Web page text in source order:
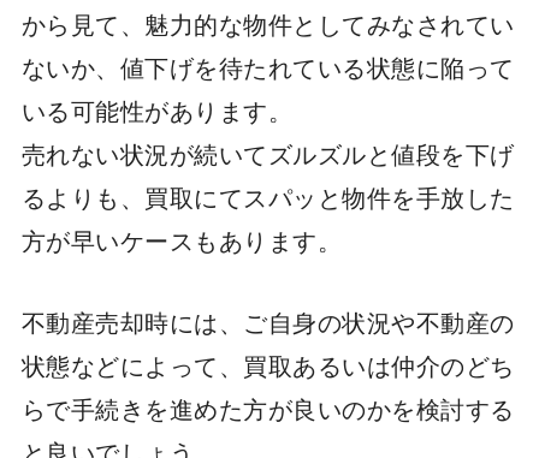
から見て、魅力的な物件としてみなされてい
ないか、値下げを待たれている状態に陥って
いる可能性があります。
売れない状況が続いてズルズルと値段を下げ
るよりも、買取にてスパッと物件を手放した
方が早いケースもあります。
不動産売却時には、ご自身の状況や不動産の
状態などによって、買取あるいは仲介のどち
らで手続きを進めた方が良いのかを検討する